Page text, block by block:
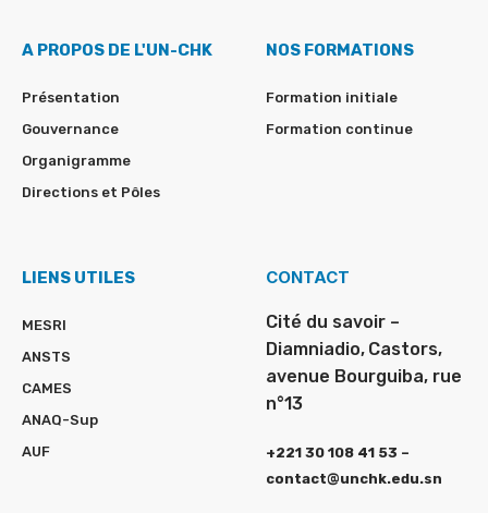
A PROPOS DE L'UN-CHK
Présentation
Gouvernance
Organigramme
Directions et Pôles
NOS FORMATIONS
Formation initiale
Formation continue
LIENS UTILES
MESRI
ANSTS
CAMES
ANAQ-Sup
AUF
CONTACT
Cité du savoir –
Diamniadio, Castors,
avenue Bourguiba, rue
n°13
+221 30 108 41 53 –
contact@unchk.edu.sn